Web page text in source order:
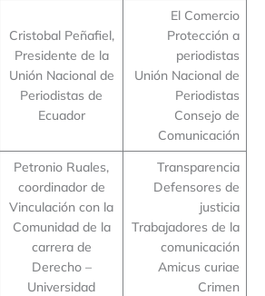
Cristobal Peñafiel,
Presidente de la
Unión Nacional de
Periodistas de
Ecuador
El Comercio
Protección a
periodistas
Unión Nacional de
Periodistas
Consejo de
Comunicación
Petronio Ruales,
coordinador de
Vinculación con la
Comunidad de la
carrera de
Derecho –
Universidad
Transparencia
Defensores de
justicia
Trabajadores de la
comunicación
Amicus curiae
Crimen